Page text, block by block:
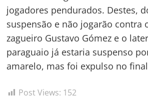
jogadores pendurados. Destes,
suspensão e não jogarão contra
zagueiro Gustavo Gómez e o
paraguaio já estaria suspenso
amarelo, mas foi expulso no
Post Views: 152
Navegação
Post